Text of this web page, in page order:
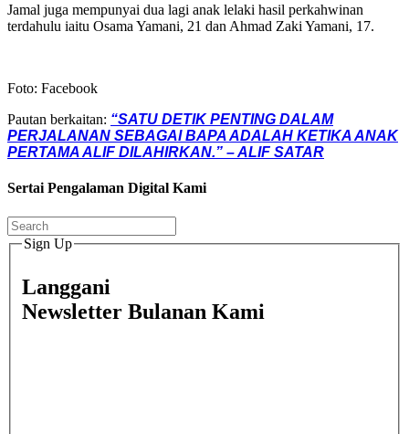
Jamal juga mempunyai dua lagi anak lelaki hasil perkahwinan
terdahulu iaitu Osama Yamani, 21 dan Ahmad Zaki Yamani, 17.
Foto: Facebook
Pautan berkaitan: “SATU DETIK PENTING DALAM
PERJALANAN SEBAGAI BAPA ADALAH KETIKA ANAK
PERTAMA ALIF DILAHIRKAN.” – ALIF SATAR
Sertai Pengalaman Digital Kami
Sign Up
Langgani
Newsletter Bulanan Kami